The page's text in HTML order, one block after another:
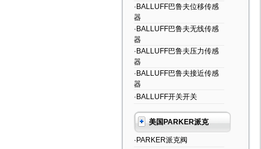
·BALLUFF巴鲁夫位移传感
器
·BALLUFF巴鲁夫无线传感
器
·BALLUFF巴鲁夫压力传感
器
·BALLUFF巴鲁夫接近传感
器
·BALLUFF开关开关
美国PARKER派克
·PARKER派克阀